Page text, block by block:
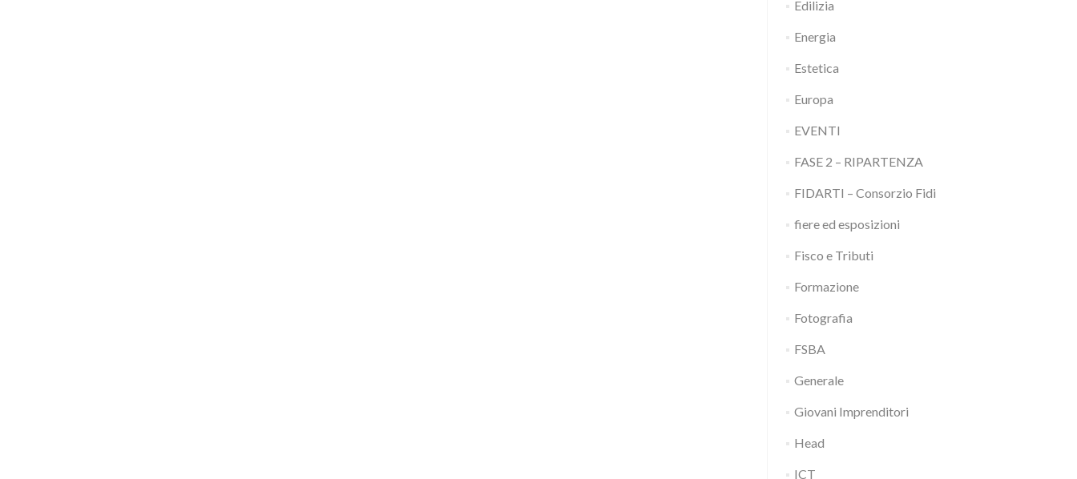
Edilizia
Energia
Estetica
Europa
EVENTI
FASE 2 – RIPARTENZA
FIDARTI – Consorzio Fidi
fiere ed esposizioni
Fisco e Tributi
Formazione
Fotografia
FSBA
Generale
Giovani Imprenditori
Head
ICT